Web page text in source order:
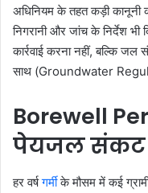
अधिनियम के तहत कड़ी कानूनी
निगरानी और जांच के निर्देश भी
कार्रवाई करना नहीं, बल्कि
साथ (Groundwater
Borewell
पेयजल संकट
हर वर्षगर्मीके मौसम में कई